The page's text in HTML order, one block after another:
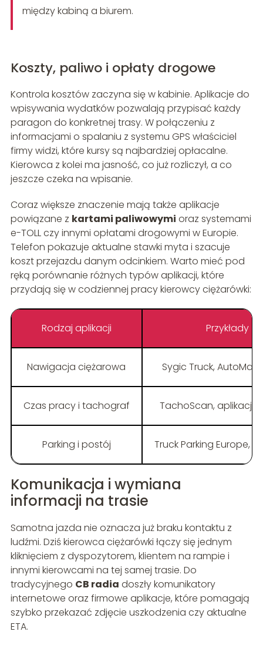
między kabiną a biurem.
Koszty, paliwo i opłaty drogowe
Kontrola kosztów zaczyna się w kabinie. Aplikacje do
wpisywania wydatków pozwalają przypisać każdy
paragon do konkretnej trasy. W połączeniu z
informacjami o spalaniu z systemu GPS właściciel
firmy widzi, które kursy są najbardziej opłacalne.
Kierowca z kolei ma jasność, co już rozliczył, a co
jeszcze czeka na wpisanie.
Coraz większe znaczenie mają także aplikacje
powiązane z kartami paliwowymi oraz systemami
e-TOLL czy innymi opłatami drogowymi w Europie.
Telefon pokazuje aktualne stawki myta i szacuje
koszt przejazdu danym odcinkiem. Warto mieć pod
ręką porównanie różnych typów aplikacji, które
przydają się w codziennej pracy kierowcy ciężarówki:
Rodzaj aplikacji Przykłady
Nawigacja ciężarowa Sygic Truck,
Czas pracy i tachograf TachoScan, aplikacje
Parking i postój Truck Parking Europe,
Komunikacja i wymiana
informacji na trasie
Samotna jazda nie oznacza już braku kontaktu z
ludźmi. Dziś kierowca ciężarówki łączy się jednym
kliknięciem z dyspozytorem, klientem na rampie i
innymi kierowcami na tej samej trasie. Do
tradycyjnego CB radia doszły komunikatory
internetowe oraz firmowe aplikacje, które pomagają
szybko przekazać zdjęcie uszkodzenia czy aktualne
ETA.